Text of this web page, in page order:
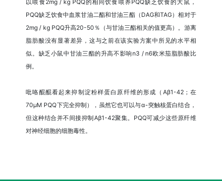
以喂食2mg / kg PQQ的相同饮食喂养PQQ缺乏饮食的大鼠，
PQQ缺乏饮食中血浆甘油二酯和甘油三酯（DAG和TAG）相对于
2mg / kg PQQ升高20-50％（与甘油三酯相关的值更高）。游离
脂肪酸没有显著差异，这与之前在该实验方案中所见的水平相
似。缺乏小鼠中甘油三酯的升高不影响n3 / n6欧米茄脂肪酸比
例。
吡咯醌醌看起来抑制淀粉样蛋白原纤维的形成（Aβ1-42；在
70μM PQQ下完全抑制），虽然它也可以与α-突触核蛋白结合，
但这种结合并不间接抑制Aβ1-42聚集。PQQ可减少这些原纤维
对神经细胞的细胞毒性。